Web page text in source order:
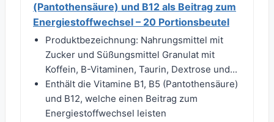
(Pantothensäure) und B12 als Beitrag zum
Energiestoffwechsel – 20 Portionsbeutel
Produktbezeichnung: Nahrungsmittel mit
Zucker und Süßungsmittel Granulat mit
Koffein, B-Vitaminen, Taurin, Dextrose und...
Enthält die Vitamine B1, B5 (Pantothensäure)
und B12, welche einen Beitrag zum
Energiestoffwechsel leisten